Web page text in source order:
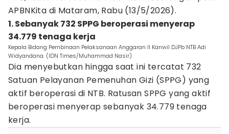
APBNKita di Mataram, Rabu (13/5/2026).
1. Sebanyak 732 SPPG beroperasi menyerap
34.779 tenaga kerja
Kepala Bidang Pembinaan Pelaksanaan Anggaran II Kanwil DJPb NTB Adi
Widyandana. (IDN Times/Muhammad Nasir)
Dia menyebutkan hingga saat ini tercatat 732
Satuan Pelayanan Pemenuhan Gizi (SPPG) yang
aktif beroperasi di NTB. Ratusan SPPG yang aktif
beroperasi menyerap sebanyak 34.779 tenaga
kerja.